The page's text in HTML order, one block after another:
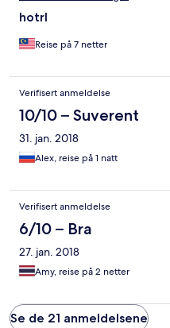
hotrl
Reise på 7 netter
Verifisert anmeldelse
10/10 – Suverent
31. jan. 2018
Alex, reise på 1 natt
Verifisert anmeldelse
6/10 – Bra
27. jan. 2018
Amy, reise på 2 netter
Se de 21 anmeldelsene